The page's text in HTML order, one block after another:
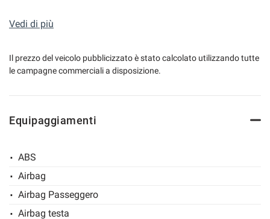
VETTURA KM0 PRONTA CONSEGNA---IVA DEDUCIBILE---
Sensori di parcheggio posteriori
Climatizzatore
Volante multifunzione
Chiusura centralizzata
Vedi di più
Il prezzo del veicolo pubblicizzato è stato calcolato utilizzando tutte
le campagne commerciali a disposizione.
Equipaggiamenti
ABS
Airbag
Airbag Passeggero
Airbag testa
Cookie per il miglioramento dell'esperienza utente
la
policy